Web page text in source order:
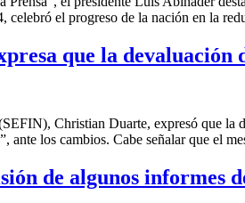
celebró el progreso de la nación en la
que la devaluación
Christian Duarte, expresó que la
ante los cambios. Cabe señalar que el
de algunos informes